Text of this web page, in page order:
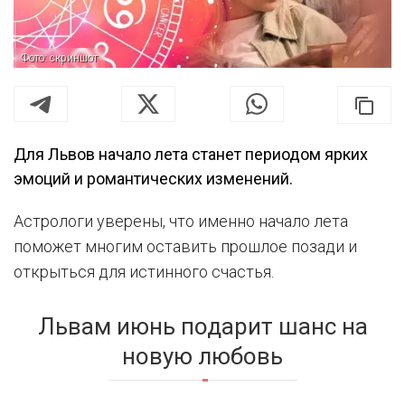
Фото: скриншот
Для Львов начало лета станет периодом ярких
эмоций и романтических изменений.
Астрологи уверены, что именно начало лета
поможет многим оставить прошлое позади и
открыться для истинного счастья.
Львам июнь подарит шанс на
новую любовь